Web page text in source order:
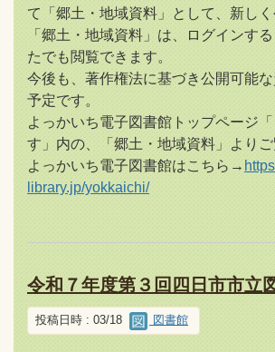
て「郷土・地域資料」として、新しく
「郷土・地域資料」は、ログインす
たでも閲覧できます。
今後も、著作権法に基づき公開可能
予定です。
よっかいち電子図書館トップページ
す」内の、「郷土・地域資料」よりご
よっかいち電子図書館はこちら→
library.jp/yokkaichi/
投稿日時 : 03/18 図書館